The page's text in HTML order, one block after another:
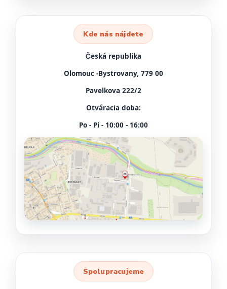
Kde nás nájdete
Česká republika
Olomouc -Bystrovany, 779 00
Pavelkova 222/2
Otváracia doba:
Po - Pi - 10:00 - 16:00
Spolupracujeme